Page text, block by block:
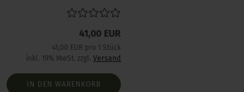
41,00 EUR
41,00 EUR pro 1 Stück
inkl. 19% MwSt. zzgl.Versand
IN DEN WARENKORB